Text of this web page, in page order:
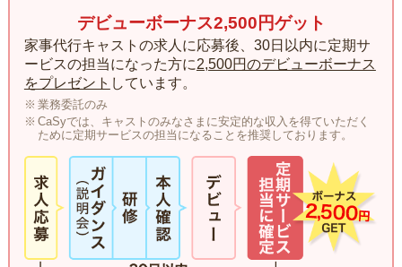
デビューボーナス2,500円ゲット
家事代行キャストの求人に応募後、30日以内に定期サ
ービスの担当になった方に2,500円のデビューボーナス
をプレゼント しています。
業務委託のみ
CaSyでは、キャストのみなさまに安定的な収入を得ていただく
ために定期サービスの担当になることを推奨しております。